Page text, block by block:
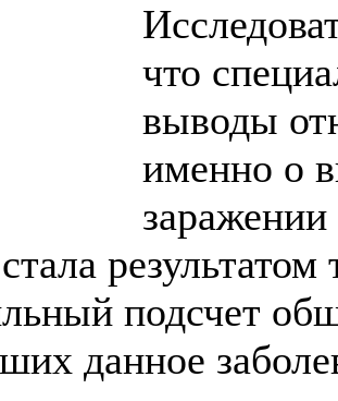
что
выводы
именно о
подсчет
данное